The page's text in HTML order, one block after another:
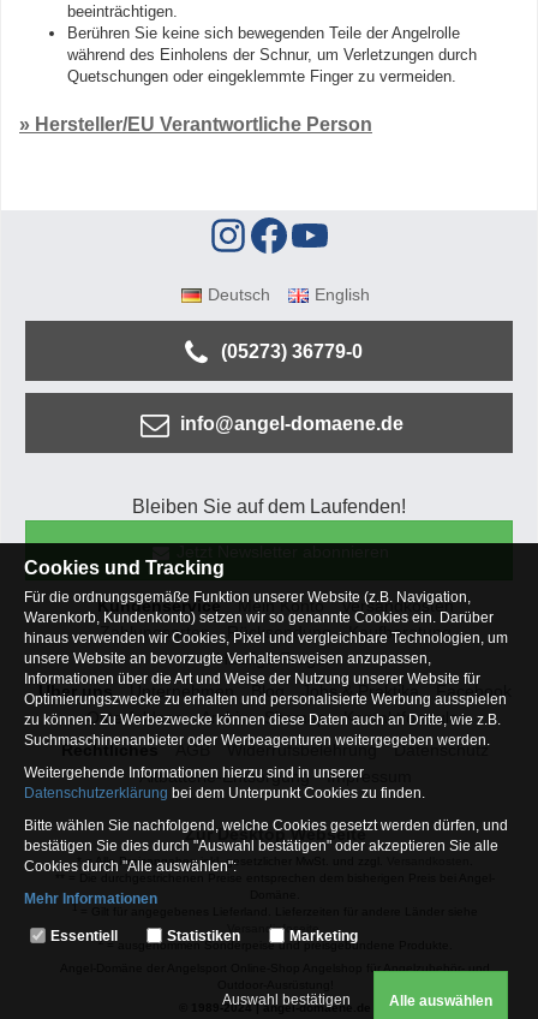
beeinträchtigen.
Berühren Sie keine sich bewegenden Teile der Angelrolle
während des Einholens der Schnur, um Verletzungen durch
Quetschungen oder eingeklemmte Finger zu vermeiden.
» Hersteller/EU Verantwortliche Person
Deutsch English
(05273) 36779-0
info@angel-domaene.de
Bleiben Sie auf dem Laufenden!
Kundenservice Mein Konto
Versandkosten
Zahlungsarten
Rücksendung
Kaufberatung
Häufige Fragen
Über uns
Unternehmen Blog Jobs & Praktika
Facebook
Osterfeldsee
Archiv Sitemap
Kontaktformular
Rechtliches
AGB Widerrufsbelehrung
Datenschutz
Altbatterie-Entsorgung
Impressum
Zur Desktop Webseite
* = Alle Preisangaben inkl. gesetzlicher MwSt. und zzgl.
Versandinfoseite.
2= ausgenommen Sonderpeise und preisgebundene Produkte.
© 1989-2024 | angel-domaene.de
Cookies und Tracking
Für die ordnungsgemäße Funktion unserer Website (z.B. Navigation,
Warenkorb, Kundenkonto) setzen wir so genannte Cookies ein. Darüber
hinaus verwenden wir Cookies, Pixel und vergleichbare Technologien, um
unsere Website an bevorzugte Verhaltensweisen anzupassen,
Informationen über die Art und Weise der Nutzung unserer Website für
Optimierungszwecke zu erhalten und personalisierte Werbung ausspielen
zu können. Zu Werbezwecke können diese Daten auch an Dritte, wie z.B.
Suchmaschinenanbieter oder Werbeagenturen weitergegeben werden.
Weitergehende Informationen hierzu sind in unserer
Datenschutzerklärung bei dem Unterpunkt Cookies zu finden.
Bitte wählen Sie nachfolgend, welche Cookies gesetzt werden dürfen, und
bestätigen Sie dies durch "Auswahl bestätigen" oder akzeptieren Sie alle
Cookies durch "Alle auswählen":
Mehr Informationen
Essentiell
weshalb auf diese nicht verzichtet werden kann
Essentiell Statistiken Marketing
Auswahl bestätigen Alle auswählen